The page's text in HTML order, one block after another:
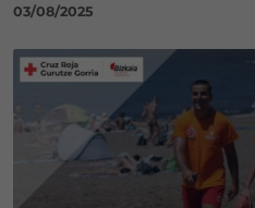
03/08/2025